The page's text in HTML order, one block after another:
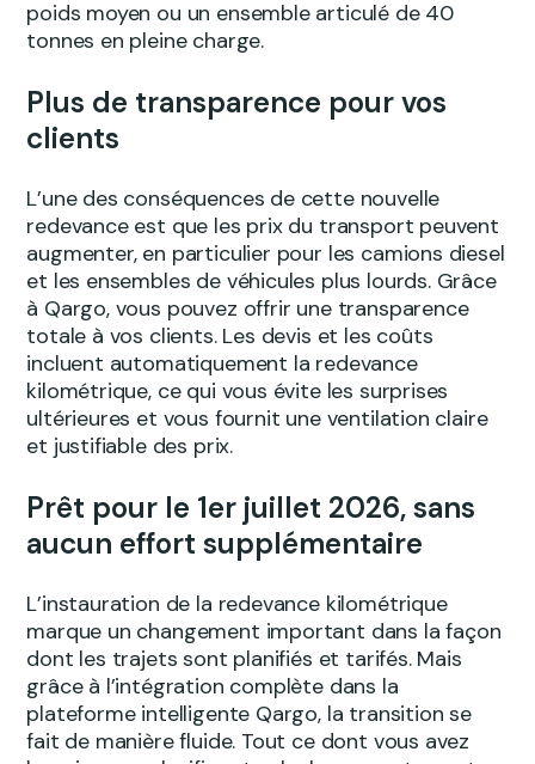
poids moyen ou un ensemble articulé de 40
tonnes en pleine charge.
Plus de transparence pour vos
clients
L’une des conséquences de cette nouvelle
redevance est que les prix du transport peuvent
augmenter, en particulier pour les camions diesel
et les ensembles de véhicules plus lourds. Grâce
à Qargo, vous pouvez offrir une transparence
totale à vos clients. Les devis et les coûts
incluent automatiquement la redevance
kilométrique, ce qui vous évite les surprises
ultérieures et vous fournit une ventilation claire
et justifiable des prix.
Prêt pour le 1er juillet 2026, sans
aucun effort supplémentaire
L’instauration de la redevance kilométrique
marque un changement important dans la façon
dont les trajets sont planifiés et tarifés. Mais
grâce à l’intégration complète dans la
plateforme intelligente Qargo, la transition se
fait de manière fluide. Tout ce dont vous avez